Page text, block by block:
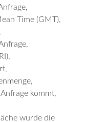
Time (GMT),
kommt,
wurde die